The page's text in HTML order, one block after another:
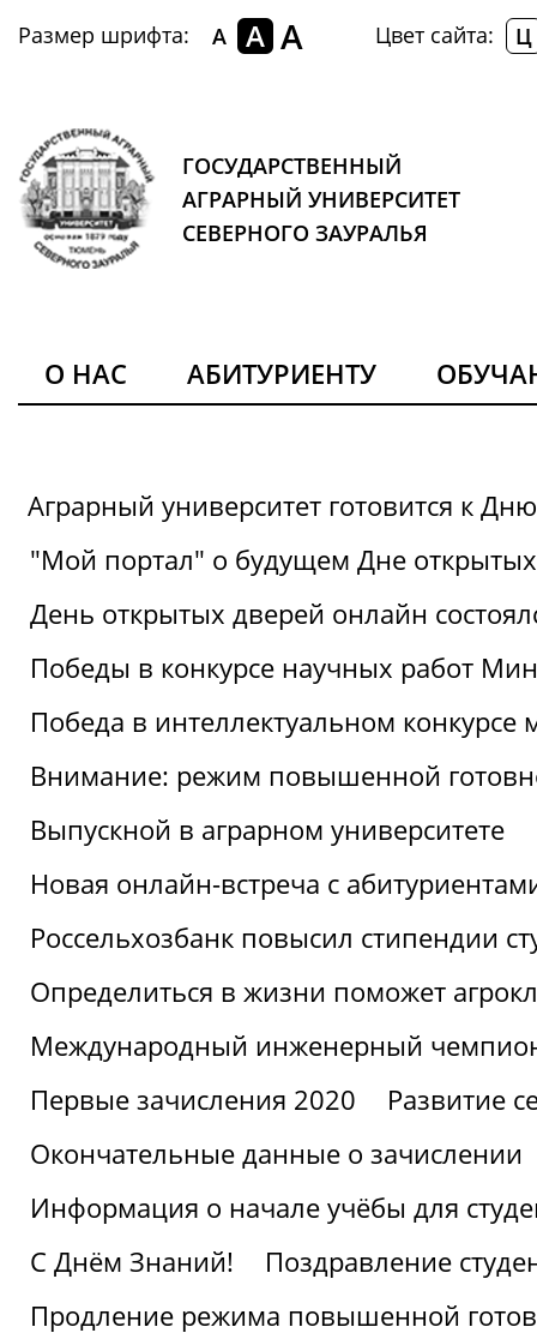
Размер шрифта: A A A Цвет сайта: Ц
ГОСУДАРСТВЕННЫЙ
АГРАРНЫЙ УНИВЕРСИТЕТ
СЕВЕРНОГО ЗАУРАЛЬЯ
О НАС АБИТУРИЕНТУ
Аграрный университет готовится к
"Мой портал" о будущем Дне
День открытых дверей онлайн
Победы в конкурсе научных работ
Победа в интеллектуальном конкурсе
Внимание: режим повышенной
Выпускной в аграрном университете
Новая онлайн-встреча с
Россельхозбанк повысил стипендии
Определиться в жизни поможет
Международный инженерный
Первые зачисления 2020
Развитие
Окончательные данные о зачислении
Информация о начале учёбы для
С Днём Знаний!
Поздравление
Продление режима повышенной